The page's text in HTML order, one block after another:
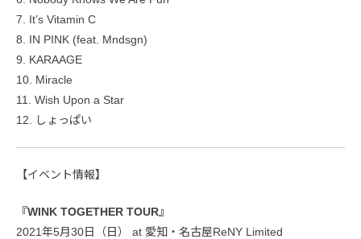
7. It’s Vitamin C
8. IN PINK (feat. Mndsgn)
9. KARAAGE
10. Miracle
11. Wish Upon a Star
12. しょっぱい
【イベント情報】
『WINK TOGETHER TOUR』
2021年5月30日（日） at 愛知・名古屋ReNY Limited